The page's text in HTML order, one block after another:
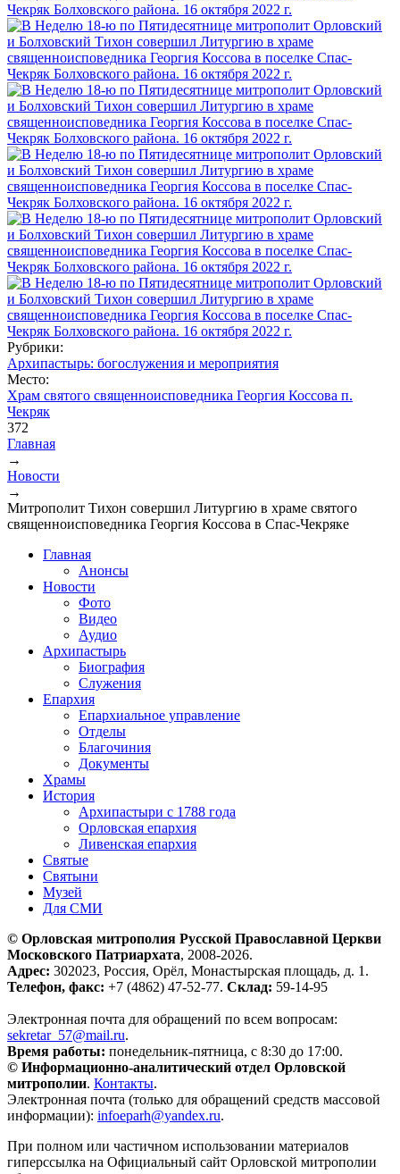
Рубрики:
Архипастырь: богослужения и мероприятия
Место:
Храм святого священноисповедника Георгия Коссова п.
Чекряк
372
Вы здесь
Главная
→
Новости
→
Митрополит Тихон совершил Литургию в храме святого
священноисповедника Георгия Коссова в Спас-Чекряке
Главная
Анонсы
Новости
Фото
Видео
Аудио
Архипастырь
Биография
Служения
Епархия
Епархиальное управление
Отделы
Благочиния
Документы
Храмы
История
Архипастыри с 1788 года
Орловская епархия
Ливенская епархия
Святые
Святыни
Музей
Для СМИ
© Орловская митрополия Русской Православной Церкви
Московского Патриархата, 2008-2026.
Адрес: 302023, Россия, Орёл, Монастырская площадь, д. 1.
Телефон, факс: +7 (4862) 47-52-77. Склад: 59-14-95
Электронная почта для обращений по всем вопросам:
sekretar_57@mail.ru.
Время работы: понедельник-пятница, с 8:30 до 17:00.
© Информационно-аналитический отдел Орловской
митрополии. Контакты.
Электронная почта (только для обращений средств массовой
информации): infoeparh@yandex.ru.
При полном или частичном использовании материалов
гиперссылка на Официальный сайт Орловской митрополии